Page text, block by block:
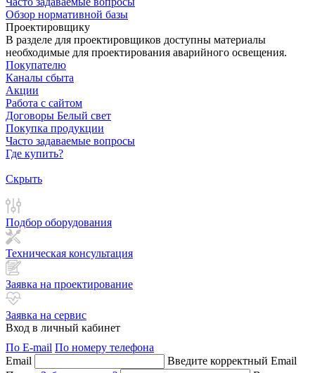
Обзор нормативной базы
Проектировщику
В разделе для проектировщиков доступны материалы
необходимые для проектирования аварийного освещения.
Покупателю
Каналы сбыта
Акции
Работа с сайтом
Договоры Белый свет
Покупка продукции
Часто задаваемые вопросы
Где купить?
Скрыть
Подбор оборудования
Техническая консультация
Заявка на проектирование
Заявка на сервис
Вход в личный кабинет
По E-mail По номеру телефона
Email
Введите корректный Email